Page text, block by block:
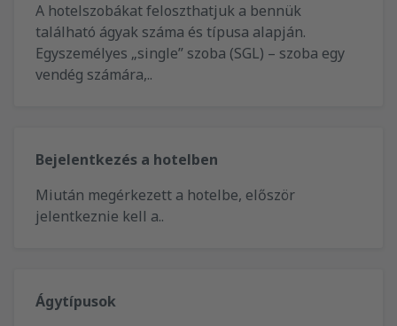
A hotelszobákat feloszthatjuk a bennük
található ágyak száma és típusa alapján.
Egyszemélyes „single” szoba (SGL) – szoba egy
vendég számára,..
Bejelentkezés a hotelben
Miután megérkezett a hotelbe, először
jelentkeznie kell a..
Ágytípusok